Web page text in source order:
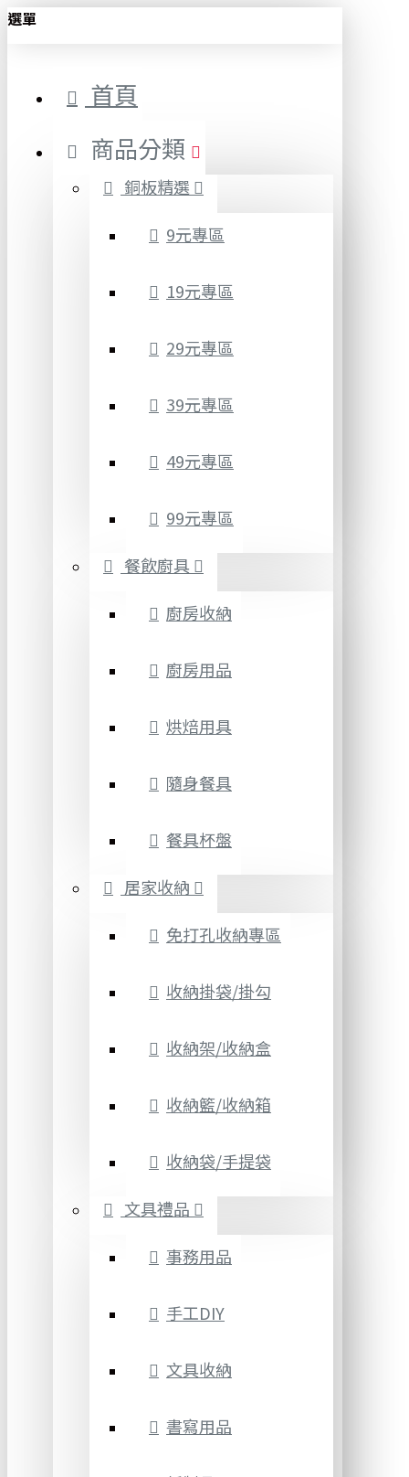
選單
首頁
商品分類
銅板精選
9元專區
19元專區
29元專區
39元專區
49元專區
99元專區
餐飲廚具
廚房收納
廚房用品
烘焙用具
隨身餐具
餐具杯盤
居家收納
免打孔收納專區
收納掛袋/掛勾
收納架/收納盒
收納籃/收納箱
收納袋/手提袋
文具禮品
事務用品
手工DIY
文具收納
書寫用品